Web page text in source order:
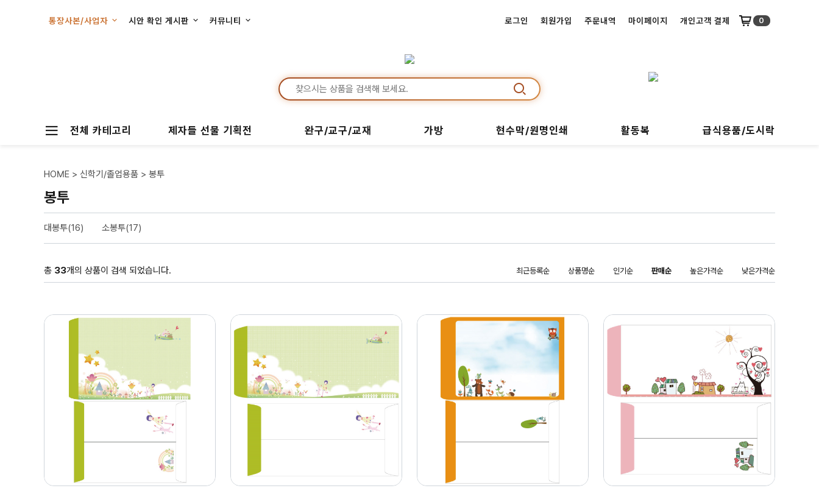
통장사본/사업자 시안 확인 게시판 커뮤니티 로그인 회원가입 주문내역 마이페이지 개인고객 결제 0
전체 카테고리 제자들 선물 기획전 완구/교구/교재 가방 현수막/원명인쇄 활동복 급식용품/도시락
HOME > 신학기/졸업용품 > 봉투
봉투
대봉투(16) 소봉투(17)
총 33개의 상품이 검색 되었습니다. 최근등록순 상품명순 인기순 판매순 높은가격순 낮은가격순